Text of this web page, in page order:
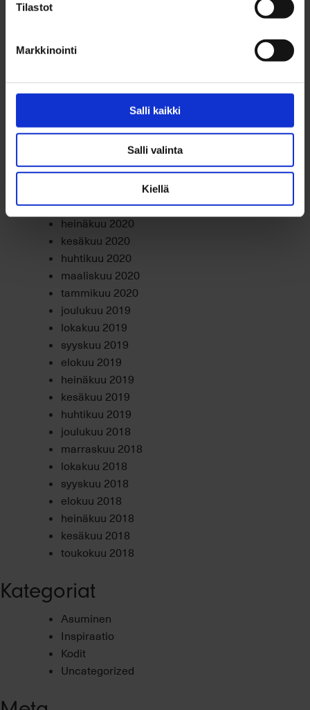
Tilastot
Markkinointi
Salli kaikki
Salli valinta
Kiellä
toukokuu 2021
maaliskuu 2021
tammikuu 2021
joulukuu 2020
marraskuu 2020
lokakuu 2020
elokuu 2020
heinäkuu 2020
kesäkuu 2020
huhtikuu 2020
maaliskuu 2020
tammikuu 2020
joulukuu 2019
lokakuu 2019
syyskuu 2019
elokuu 2019
heinäkuu 2019
kesäkuu 2019
huhtikuu 2019
joulukuu 2018
marraskuu 2018
lokakuu 2018
syyskuu 2018
elokuu 2018
heinäkuu 2018
kesäkuu 2018
toukokuu 2018
Kategoriat
Asuminen
Inspiraatio
Kodit
Uncategorized